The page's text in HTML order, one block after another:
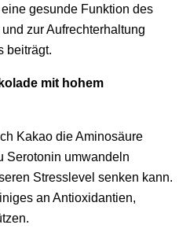
gesunde Funktion des
zur Aufrechterhaltung
beiträgt.
mit hohem
Kakao die Aminosäure
Serotonin umwandeln
Stresslevel senken kann.
an Antioxidantien,